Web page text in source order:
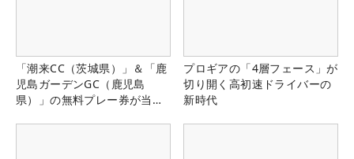
「潮来CC（茨城県）」＆「鹿
児島ガーデンGC（鹿児島
県）」の無料プレー券が当た
プロギアの「4層フェース」が
切り開く高初速ドライバーの
新時代